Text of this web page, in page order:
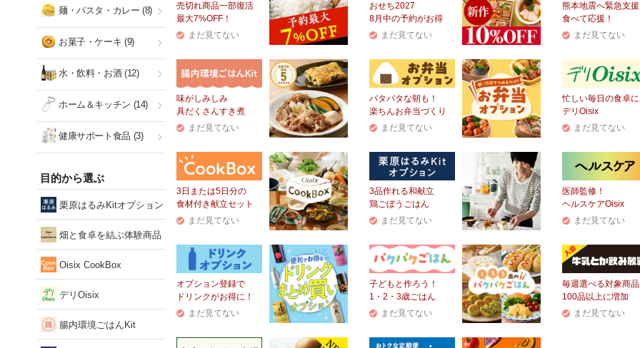
売切れ商品一部復活
最大7%OFF！
まだ見てない
おせち2027
8月中の予約がお得
まだ見てない
熊本地震へ緊急支援
食べて応援！
まだ見てない
味がしみしみ
具だくさんすき煮
まだ見てない
バタバタな朝も！
楽ちんお弁当づくり
まだ見てない
忙しい毎日の食卓に
デリOisix
まだ見てない
3日または5日分の
食材付き献立セット
まだ見てない
3品作れる和献立
鶏ごぼうごはん
まだ見てない
医師監修！
ヘルスケアOisix
まだ見てない
オプション登録で
ドリンクがお得に！
まだ見てない
子どもと作ろう！
1・2・3歳ごはん
まだ見てない
毎週選べる対象商品
100品以上に増加
まだ見てない
麺・パスタ・カレー (8)
お菓子・ケーキ (9)
水・飲料・お酒(12)
ホーム＆キッチン (14)
健康サポート食品 (3)
目的から選ぶ
栗原はるみKitオプション
畑と食卓を結ぶ体験商品
Oisix CookBox
デリOisix
腸内環境ごはんKit